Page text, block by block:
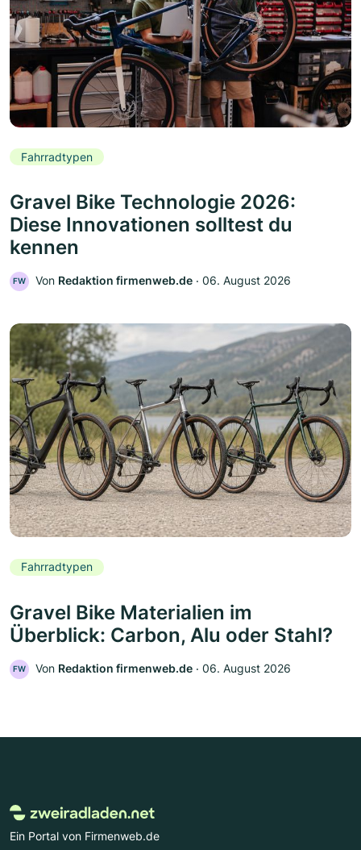
Fahrradtypen
Gravel Bike Technologie 2026:
Diese Innovationen solltest du
kennen
FW Von Redaktion firmenweb.de ‧ 06. August 2026
Fahrradtypen
Gravel Bike Materialien im
Überblick: Carbon, Alu oder Stahl?
FW Von Redaktion firmenweb.de ‧ 06. August 2026
Ein Portal von Firmenweb.de